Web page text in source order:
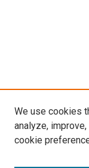
We use cookies
analyze,
cookie